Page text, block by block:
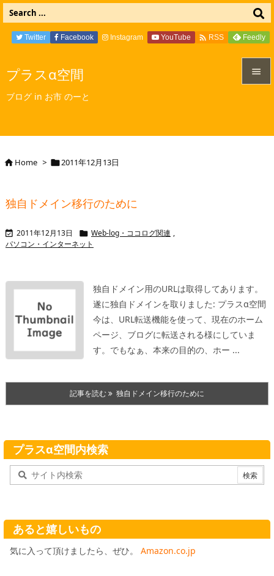
プラスα空間
ブログ in お市 のーと

Twitter Facebook Instagram YouTube  RSS Feedly
Home > 2011年12月13日
独自ドメイン移行のために
 2011年12月13日  Web-log・ココログ関連 ,
パソコン・インターネット
独自ドメイン用のURLは取得してあります。
遂に独自ドメインを取りました: プラスα空間
今は、URL転送機能を使って、現在のホーム
ページ、ブログに転送される様にしていま
す。 でもなぁ、本来の目的の、ホー ...
記事を読む 独自ドメイン移行のために
プラスα空間内検索
あると嬉しいもの
気に入って頂けましたら、ぜひ。 Amazon.co.jp